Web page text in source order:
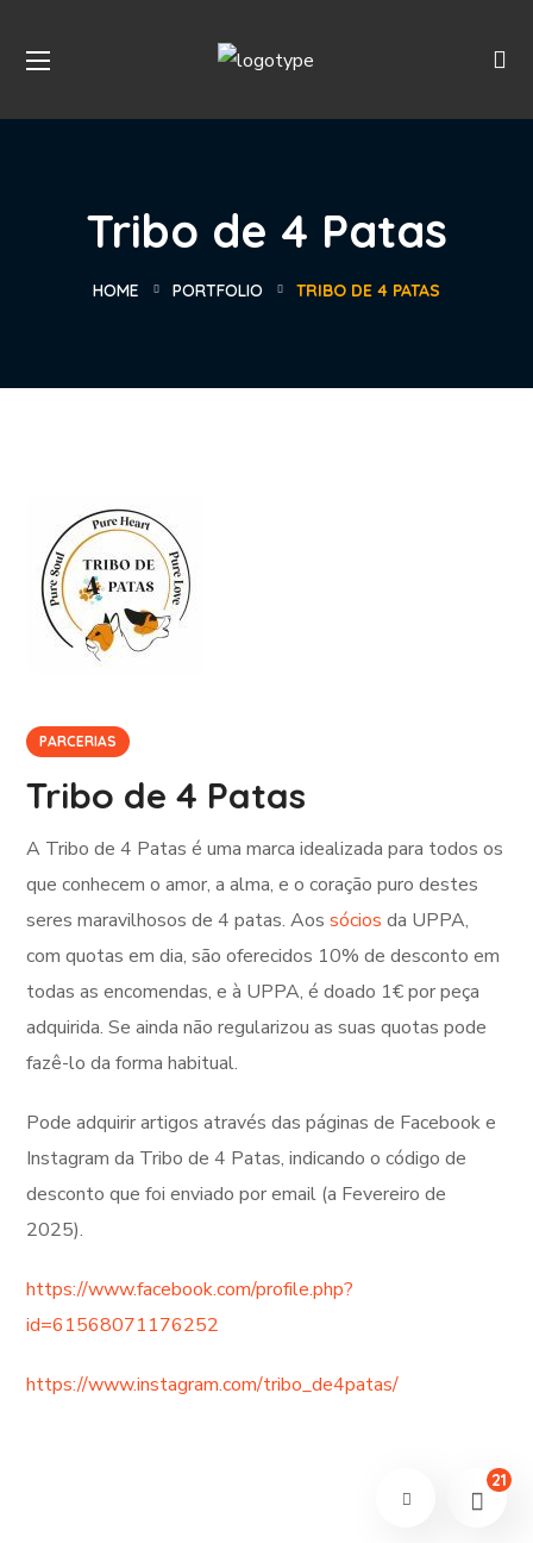
Tribo de 4 Patas
HOME PORTFOLIO TRIBO DE 4 PATAS
PARCERIAS
Tribo de 4 Patas
A Tribo de 4 Patas é uma marca idealizada para todos os
que conhecem o amor, a alma, e o coração puro destes
seres maravilhosos de 4 patas. Aossócios da UPPA,
com quotas em dia, são oferecidos 10% de desconto em
todas as encomendas, e à UPPA, é doado 1€ por peça
adquirida. Se ainda não regularizou as suas quotas pode
fazê-lo da forma habitual.
Pode adquirir artigos através das páginas de Facebook e
Instagram da Tribo de 4 Patas, indicando o código de
desconto que foi enviado por email (a Fevereiro de
2025).
https://www.facebook.com/profile.php?
id=61568071176252
https://www.instagram.com/tribo_de4patas/
21